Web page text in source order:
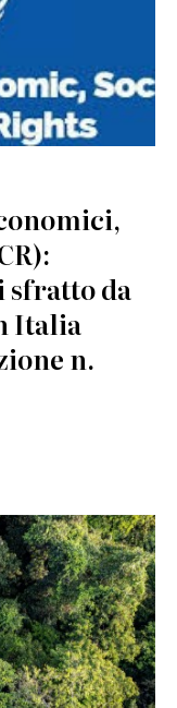
sfratto da
Italia
n.